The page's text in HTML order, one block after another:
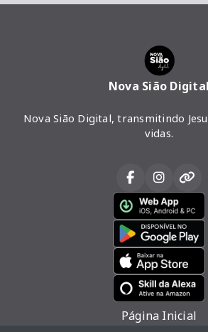
Nova Sião Digital
Nova Sião Digital, transmitindo
vidas.
Página Inicial